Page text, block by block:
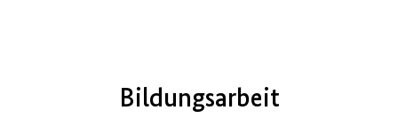
Bildungsarbeit